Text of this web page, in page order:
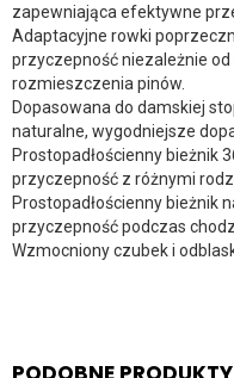
zapewniająca efektywne
Adaptacyjne rowki
przyczepność niezależnie
rozmieszczenia pinów.
Dopasowana do damskiej
naturalne, wygodniejsze
Prostopadłościenny bieżnik
przyczepność z różnymi
Prostopadłościenny bieżnik
przyczepność podczas
Wzmocniony czubek i